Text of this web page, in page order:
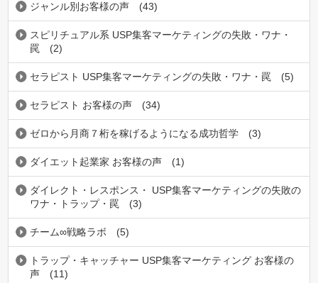
ジャンル別お客様の声 (43)
スピリチュアル系 USP集客マーケティングの失敗・ワナ・
罠
(2)
セラピスト USP集客マーケティングの失敗・ワナ・罠 (5)
セラピスト お客様の声 (34)
ゼロから月商７桁を稼げるようになる成功哲学 (3)
ダイエット起業家 お客様の声 (1)
ダイレクト・レスポンス・ USP集客マーケティングの失敗の
ワナ・トラップ・罠
(3)
チーム∞戦略ラボ (5)
トラップ・キャッチャー USP集客マーケティング お客様の
声
(11)